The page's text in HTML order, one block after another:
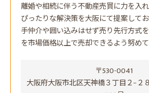
離婚や相続に伴う不動産売買に力を入
ぴったりな解決策を大阪にて提案して
手仲介や囲い込みはせず売り先行方式
を市場価格以上で売却できるよう努めて
〒530-0041
大阪府大阪市北区天神橋３丁目２−２